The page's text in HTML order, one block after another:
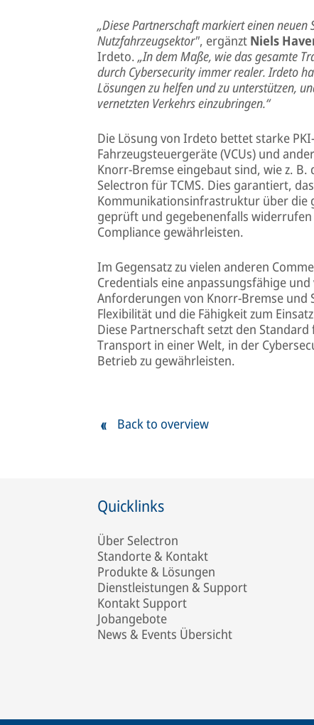
„Diese Partnerschaft markiert einen
Nutzfahrzeugsektor", ergänzt Niels
Irdeto. „In dem Maße, wie das gesamte
durch Cybersecurity immer realer. Irdeto
Lösungen zu helfen und zu unterstützen,
vernetzten Verkehrs einzubringen.“
Die Lösung von Irdeto bettet starke
Fahrzeugsteuergeräte (VCUs) und
Knorr-Bremse eingebaut sind, wie z. B.
Selectron für TCMS. Dies garantiert,
Kommunikationsinfrastruktur über die
geprüft und gegebenenfalls
Compliance gewährleisten.
Im Gegensatz zu vielen anderen
Credentials eine anpassungsfähige
Anforderungen von Knorr-Bremse und
Flexibilität und die Fähigkeit zum
Diese Partnerschaft setzt den
Transport in einer Welt, in der
Betrieb zu gewährleisten.
Back to overview
Quicklinks
Über Selectron
Standorte & Kontakt
Produkte & Lösungen
Dienstleistungen & Support
Kontakt Support
Jobangebote
News & Events Übersicht